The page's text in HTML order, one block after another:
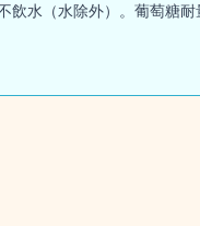
飲水（水除外）。葡萄